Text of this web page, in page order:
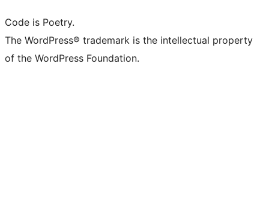
Code is Poetry.
The WordPress® trademark is the intellectual property
of the WordPress Foundation.